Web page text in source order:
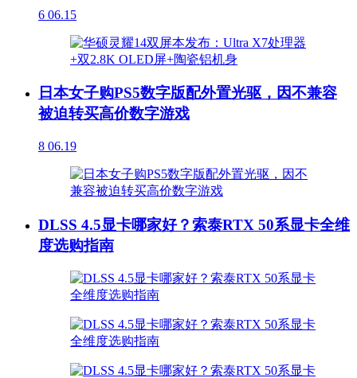
6 06.15
日本女子购PS5数字版配外置光驱，因不兼容
被迫转买高价数字游戏
8 06.19
DLSS 4.5显卡哪家好？索泰RTX 50系显卡全维
度选购指南